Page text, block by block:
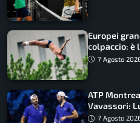
Europei
colpaccio: è
ancora in
7 Agosto
ATP
Vavassori:
azzurri
7 Agosto